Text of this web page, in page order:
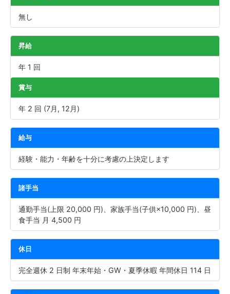
無し
昇給
年 1 回
賞与
年 2 回 (7月, 12月)
給与
経験・能力・年齢を十分に考慮の上決定します
諸手当
通勤手当(上限 20,000 円)、家族手当(子供×10,000 円)、昼
食手当 月 4,500 円
休日
完全週休 2 日制 年末年始・GW・夏季休暇 年間休日 114 日